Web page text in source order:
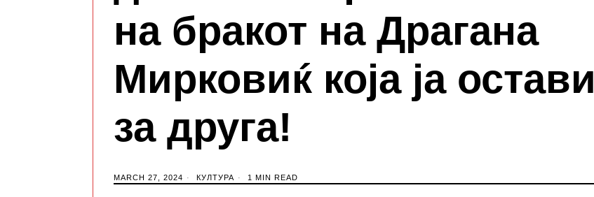
на бракот на Драгана
Мирковиќ која ја остави
за друга!
MARCH 27, 2024 КУЛТУРА 1 MIN READ